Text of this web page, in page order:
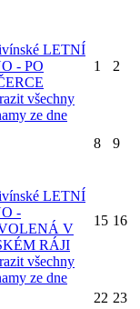
LETNÍ
- PO
všechny
ze dne
1 2
8 9
LETNÍ
-
V
RÁJI
všechny
ze dne
15 16
22 23